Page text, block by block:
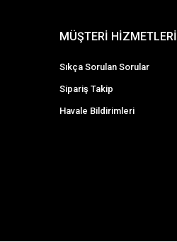
MÜŞTERİ HİZMETLERİ
Sıkça Sorulan Sorular
Sipariş Takip
Havale Bildirimleri